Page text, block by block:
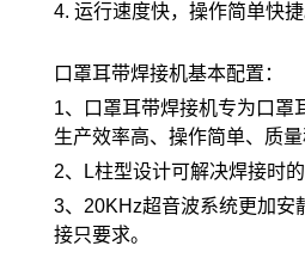
4. 运行速度快，操作简单快捷
口罩耳带焊接机基本配置：
1、口罩耳带焊接机专为口罩
生产效率高、操作简单、质量
2、L柱型设计可解决焊接时的
3、20KHz超音波系统更加安
接只要求。